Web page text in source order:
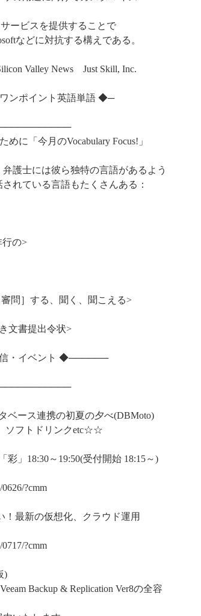
ービスを提供することで
などに対抗する構えである。
Just Skill, Inc.
ポイント英語単語 ◆─
に「今月のVocabulary Focus!」
護士には彼ら独特の言語があるよう
れている言語もたくさんある：
行の>
問］する、聞く、聞こえる>
文書提出令状>
・イベント ◆──────
ベース連携の初夏の夕べ(DBMoto)
ソフトドリンクetc☆☆
」18:30～19:50(受付開始 18:15～)
?cmm
！最新の仮想化、クラウド運用
?cmm
)
Backup & Replication Ver8の全容